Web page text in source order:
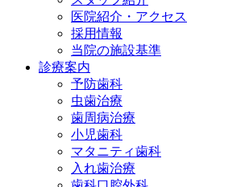
医院紹介・アクセス
採用情報
当院の施設基準
診療案内
予防歯科
虫歯治療
歯周病治療
小児歯科
マタニティ歯科
入れ歯治療